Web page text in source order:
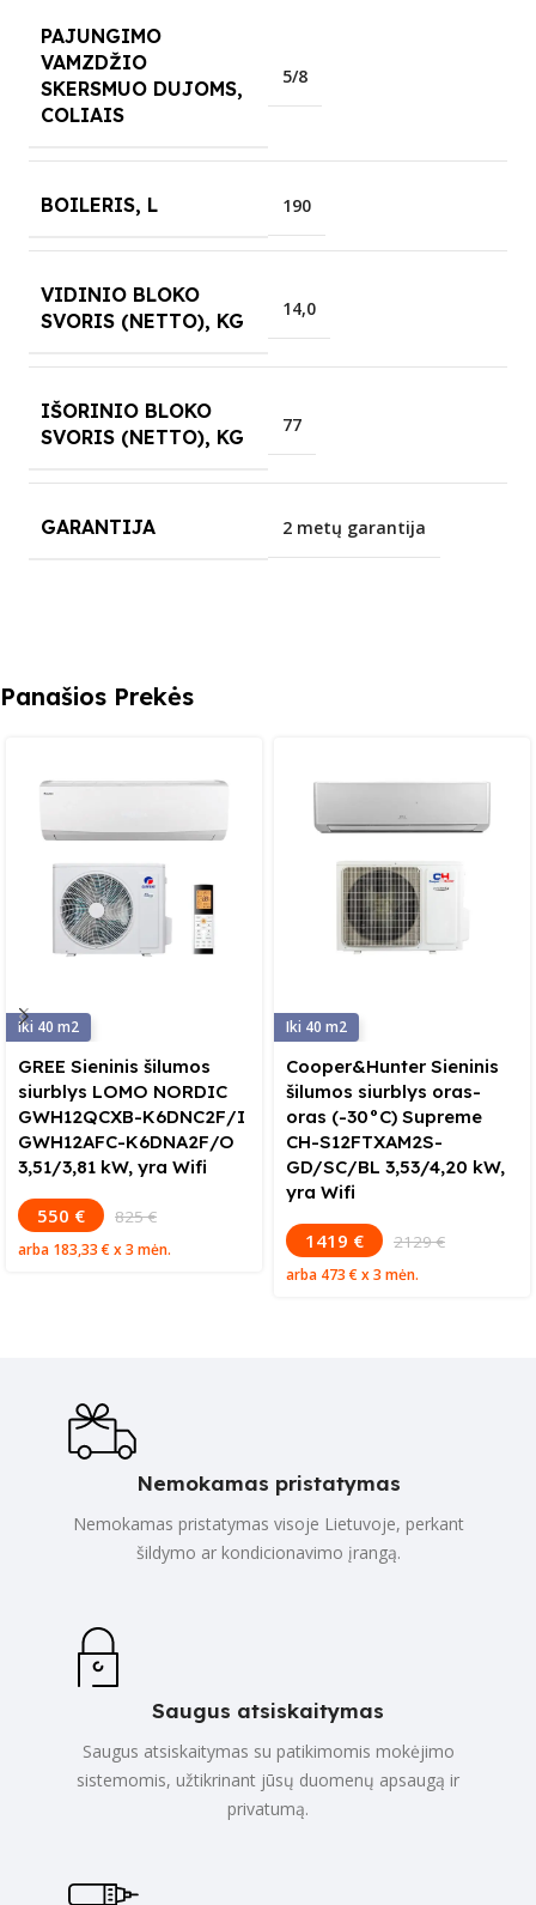
PAJUNGIMO
VAMZDŽIO
SKERSMUO DUJOMS,
COLIAIS
5/8
BOILERIS, L 190
VIDINIO BLOKO
SVORIS (NETTO), KG
14,0
IŠORINIO BLOKO
SVORIS (NETTO), KG
77
GARANTIJA 2 metų garantija
Panašios Prekės
40
GREE Sieninis šilumos
siurblys LOMO NORDIC
GWH12QCXB-K6DNC2F/I
GWH12AFC-K6DNA2F/O
3,51/3,81 kW, yra Wifi
550 € 825 €
arba 183,33 €x 3 mėn.
40
Cooper&Hunter Sieninis
šilumos siurblys oras-
oras (-30°C) Supreme
CH-S12FTXAM2S-
GD/SC/BL 3,53/4,20 kW,
yra Wifi
1419 € 2129 €
arba 473 €x 3 mėn.
Nemokamas pristatymas
Nemokamas pristatymas visoje Lietuvoje, perkant
šildymo ar kondicionavimo įrangą.
Saugus atsiskaitymas
Saugus atsiskaitymas su patikimomis mokėjimo
sistemomis, užtikrinant jūsų duomenų apsaugą ir
privatumą.